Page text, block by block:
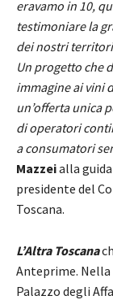
eravamo in 10,
testimoniare la
dei nostri
Un progetto che
immagine ai vini
un’offerta unica
di operatori
a consumatori
Mazzeialla guida
presidente del
Toscana.
L’Altra Toscana
Anteprime.
Palazzo degli